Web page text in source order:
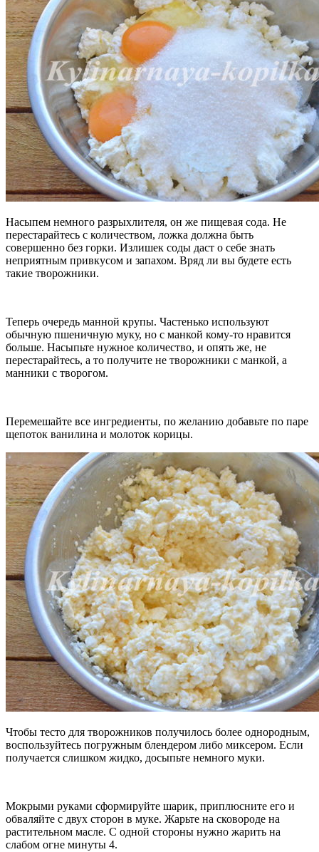
Насыпем немного разрыхлителя, он же пищевая сода. Не
перестарайтесь с количеством, ложка должна быть
совершенно без горки. Излишек соды даст о себе знать
неприятным привкусом и запахом. Вряд ли вы будете есть
такие творожники.
Теперь очередь манной крупы. Частенько используют
обычную пшеничную муку, но с манкой кому-то нравится
больше. Насыпьте нужное количество, и опять же, не
перестарайтесь, а то получите не творожники с манкой, а
манники с творогом.
Перемешайте все ингредиенты, по желанию добавьте по паре
щепоток ванилина и молоток корицы.
Чтобы тесто для творожников получилось более однородным,
воспользуйтесь погружным блендером либо миксером. Если
получается слишком жидко, досыпьте немного муки.
Мокрыми руками сформируйте шарик, приплюсните его и
обваляйте с двух сторон в муке. Жарьте на сковороде на
растительном масле. С одной стороны нужно жарить на
слабом огне минуты 4.